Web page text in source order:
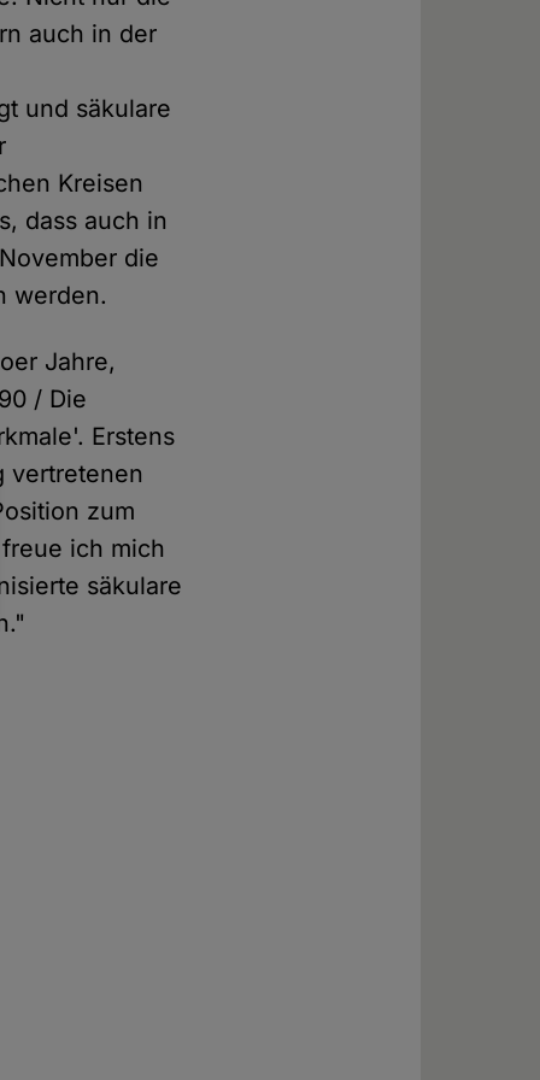
auch in der
und säkulare
Kreisen
dass auch in
die
werden.
Jahre,
/ Die
Erstens
vertretenen
zum
ich mich
säkulare